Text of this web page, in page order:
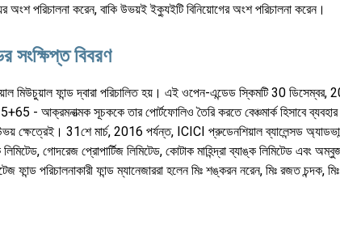
অংশ পরিচালনা করেন, বাকি উভয়ই ইক্যুইটি বিনিয়োগের অংশ পরিচালনা করেন।
সংক্ষিপ্ত বিবরণ
ফান্ড দ্বারা পরিচালিত হয়। এই ওপেন-এন্ডেড স্কিমটি 30 ডিসেম্বর,
- আক্রমনাত্মক সূচককে তার পোর্টফোলিও তৈরি করতে বেঞ্চমার্ক হিসাবে
ক্ষেত্রেই। 31শে মার্চ, 2016 পর্যন্ত, ICICI প্রুডেনশিয়াল ব্যালেন্সড
গোদরেজ প্রোপার্টিজ লিমিটেড, কোটাক মাহিন্দ্রা ব্যাঙ্ক লিমিটেড এবং
পরিচালনাকারী ফান্ড ম্যানেজাররা হলেন মিঃ শঙ্করন নরেন, মিঃ রজত চন্দক,